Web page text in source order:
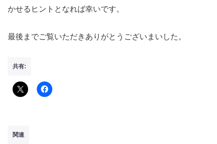
かせるヒントとなれば幸いです。
最後までご覧いただきありがとうございまいした。
共有:
関連